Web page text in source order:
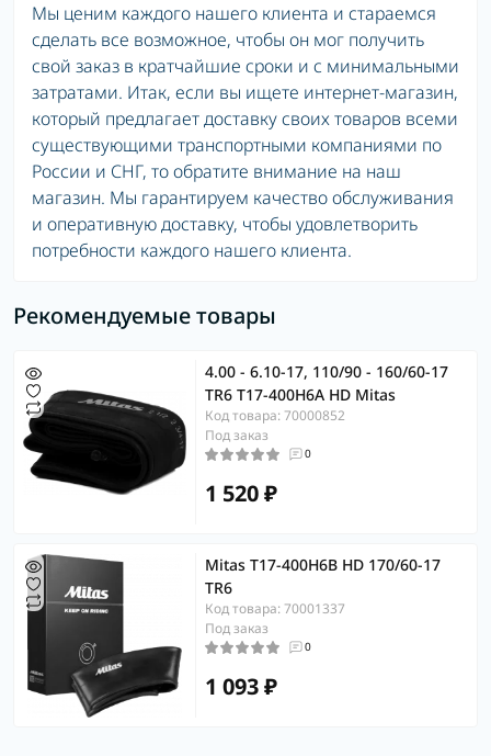
Мы ценим каждого нашего клиента и стараемся
сделать все возможное, чтобы он мог получить
свой заказ в кратчайшие сроки и с минимальными
затратами. Итак, если вы ищете интернет-магазин,
который предлагает доставку своих товаров всеми
существующими транспортными компаниями по
России и СНГ, то обратите внимание на наш
магазин. Мы гарантируем качество обслуживания
и оперативную доставку, чтобы удовлетворить
потребности каждого нашего клиента.
Рекомендуемые товары
4.00 - 6.10-17, 110/90 - 160/60-17
TR6 T17-400H6A HD Mitas
Код товара: 70000852
Под заказ
0
1 520 ₽
Mitas T17-400H6B HD 170/60-17
TR6
Код товара: 70001337
Под заказ
0
1 093 ₽